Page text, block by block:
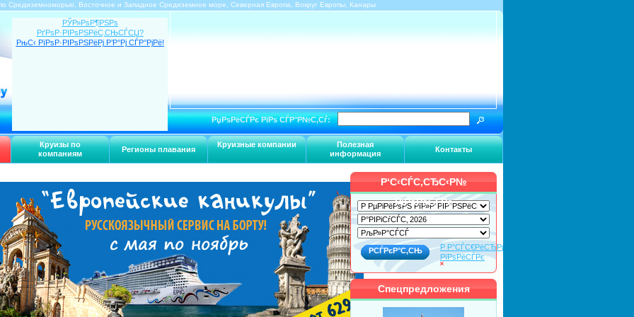
Средиземноморью, Восточное и Западное Средиземное море, Северная Европа, Вокруг Европы, Канары
Круизы по
компаниям
Регионы плавания
Круизные компании
Полезная
информация
Контакты
РЎР»РѕР¶РЅРѕ
РґРѕР·РІРѕРЅРёС‚СЊСЃСЏ?
РњС‹ РїРѕР·РІРѕРЅРёРј Р’Р°Рј СЃР°РјРё!
РџРѕРёСЃРє РїРѕ СЃР°Р№С‚Сѓ:
Р‘С‹СЃС‚СЂС‹Р№
РїРѕРёСЃРє
Р Р°СЃС€РёСЂРµРЅРЅС‹Р№
РїРѕРёСЃРє
Спецпредложения